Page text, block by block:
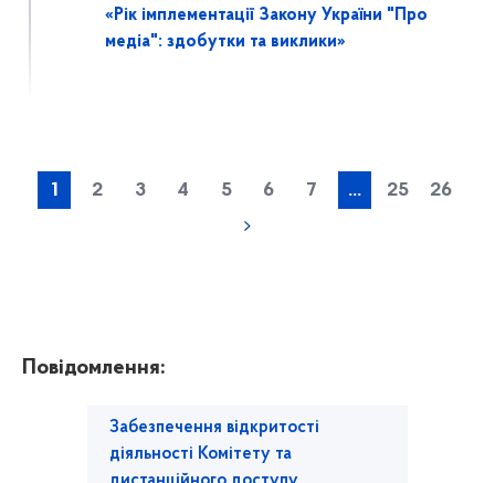
«Рік імплементації Закону України "Про
медіа": здобутки та виклики»
1 2 3 4 5 6 7 ... 25 26
Повідомлення:
Забезпечення відкритості
діяльності Комітету та